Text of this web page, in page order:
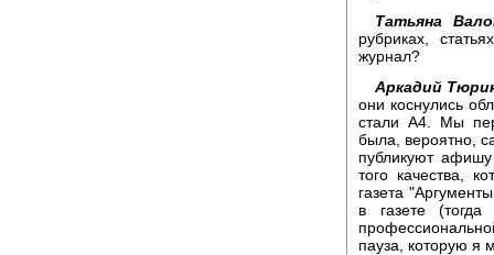
Татьяна
рубриках,
журнал?
Аркадий
они коснулись
стали А4. Мы
была, вероятно,
публикуют
того качества,
газета
в газете
пауза, которую я